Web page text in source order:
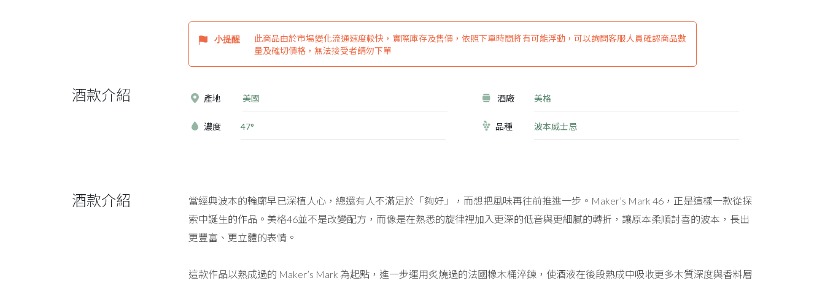
小提醒
此商品由於市場變化流通速度較快，實際庫存及售價，依照下單時間將有可能浮動，可以詢問客服人員確認商品數
量及確切價格，無法接受者請勿下單
酒款介紹 產地 美國 酒廠 美格
濃度 47° 品種 波本威士忌
酒款介紹
當經典波本的輪廓早已深植人心，總還有人不滿足於「夠好」，而想把風味再往前推進一步。Maker’s Mark 46，正是這樣一款從探
索中誕生的作品。美格46並不是改變配方，而像是在熟悉的旋律裡加入更深的低音與更細膩的轉折，讓原本柔順討喜的波本，長出
更豐富、更立體的表情。
這款作品以熟成過的 Maker’s Mark 為起點，進一步運用炙燒過的法國橡木桶淬鍊，使酒液在後段熟成中吸收更多木質深度與香料層